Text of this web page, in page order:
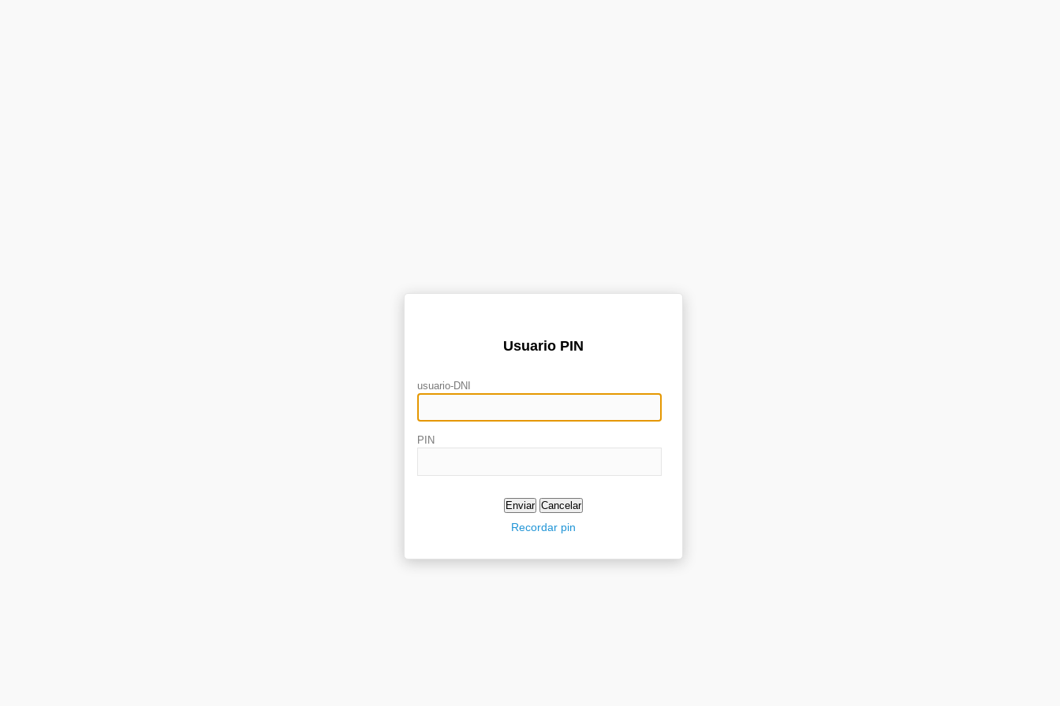
Usuario PIN
usuario-DNI
PIN
Recordar pin